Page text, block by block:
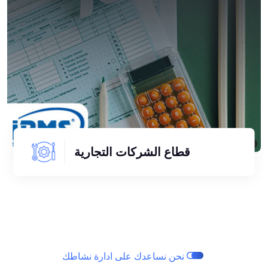
قطاع الشركات التجارية
نحن نساعدك على ادارة نشاطك